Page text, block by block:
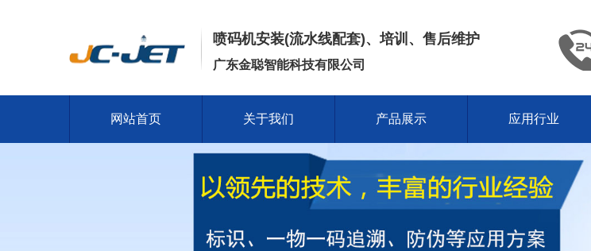
喷码机安装(流水线配套)、培训、售后维护
广东金聪智能科技有限公司
网站首页 关于我们 产品展示 应用行业